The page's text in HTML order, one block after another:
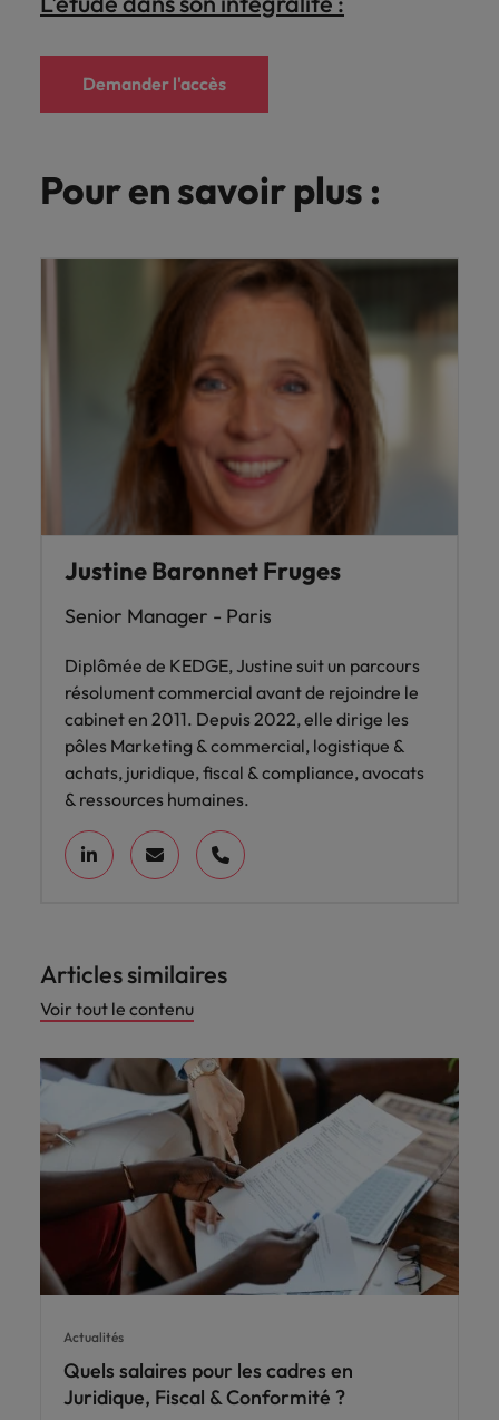
Demander l'accès
Pour en savoir plus :
Justine Baronnet Fruges
Senior Manager - Paris
Diplômée de KEDGE, Justine suit un parcours
résolument commercial avant de rejoindre le
cabinet en 2011. Depuis 2022, elle dirige les
pôles Marketing & commercial, logistique &
achats, juridique, fiscal & compliance, avocats
& ressources humaines.
Articles similaires
Voir tout le contenu
Actualités
Quels salaires pour les cadres en
Juridique, Fiscal & Conformité ?